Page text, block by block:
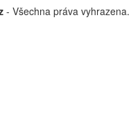
- Všechna práva vyhrazena.